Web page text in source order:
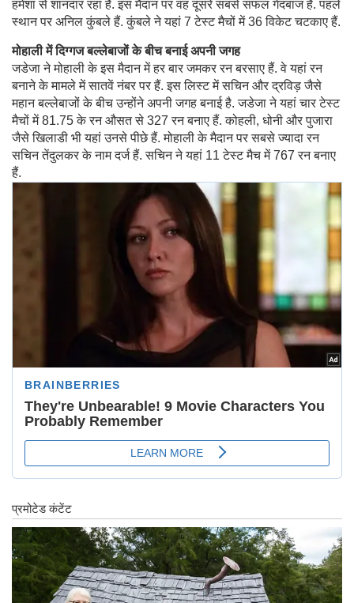
हमेशा से शानदार रहा है. इस मैदान पर वह दूसरे सबसे सफल गेंदबाज हैं. पहले
स्थान पर अनिल कुंबले हैं. कुंबले ने यहां 7 टेस्ट मैचों में 36 विकेट चटकाए हैं.
मोहाली में दिग्गज बल्लेबाजों के बीच बनाई अपनी जगह
जडेजा ने मोहाली के इस मैदान में हर बार जमकर रन बरसाए हैं. वे यहां रन
बनाने के मामले में सातवें नंबर पर हैं. इस लिस्ट में सचिन और द्रविड़ जैसे
महान बल्लेबाजों के बीच उन्होंने अपनी जगह बनाई है. जडेजा ने यहां चार टेस्ट
मैचों में 81.75 के रन औसत से 327 रन बनाए हैं. कोहली, धोनी और पुजारा
जैसे खिलाडी भी यहां उनसे पीछे हैं. मोहाली के मैदान पर सबसे ज्यादा रन
सचिन तेंदुलकर के नाम दर्ज हैं. सचिन ने यहां 11 टेस्ट मैच में 767 रन बनाए
हैं.